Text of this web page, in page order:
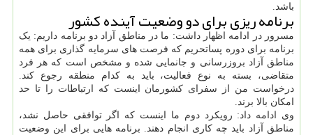
باشد.
برنامه ریزی برای دو وضعیت آینده کشور
مسرور در ادامه اظهار داشت: ما در مناطق آزاد دو برنامه داریم: یک
برنامه برای دوره پساتحریم که فرصت های سرمایه گذاری برای همه
مناطق آزاد بروزرسانی و جانمایی شده و مشخص است که هر فرد
متقاضی، بسته به نوع فعالیت، باید به کدام منطقه رجوع کند.
درخواست من از سفرای کشورمان اینست که ارتباطات را تا حد
امکان بالا برند.
وی ادامه داد: رویکرد دوم ما اینست که اگر توافقی حاصل نشد،
مناطق آزاد باید چه کاری انجام دهند. برنامه هایی برای این وضعیت